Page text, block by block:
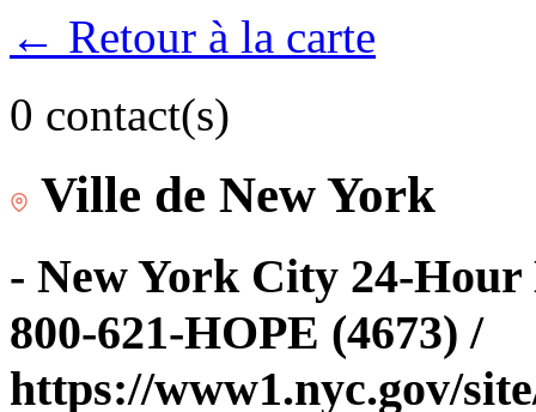
← Retour à la carte
0 contact(s)
Ville de New York
- New York City 24-
800-621-HOPE (4673) /
https://www1.nyc.gov/